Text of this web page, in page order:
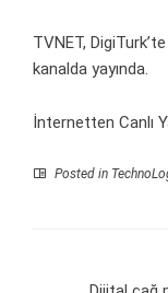
TVNET,
kanalda yayında.
İnternetten Canlı
Posted in